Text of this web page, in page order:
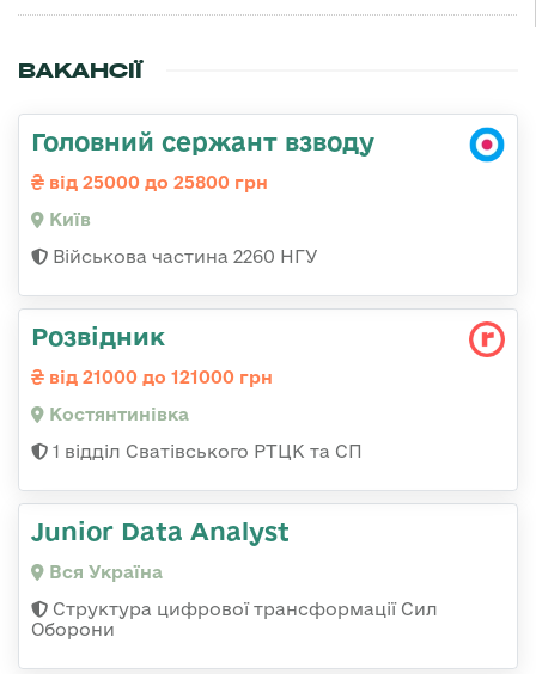
ВАКАНСІЇ
Головний сержант взводу
від 25000 до 25800 грн
Київ
Військова частина 2260 НГУ
Розвідник
від 21000 до 121000 грн
Костянтинівка
1 відділ Сватівського РТЦК та СП
Junior Data Analyst
Вся Україна
Структура цифрової трансформації Сил
Оборони